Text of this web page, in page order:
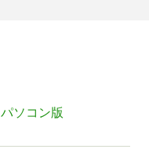
パソコン版